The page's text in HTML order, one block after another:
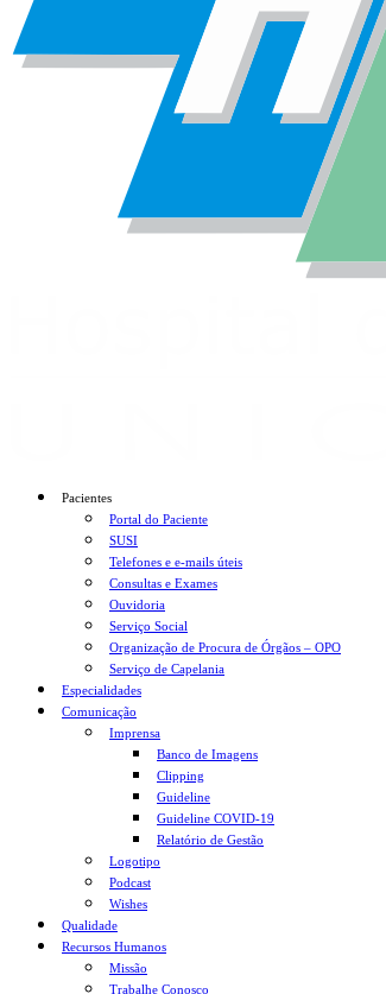
Pacientes
Portal do Paciente
SUSI
Telefones e e-mails úteis
Consultas e Exames
Ouvidoria
Serviço Social
Organização de Procura de Órgãos – OPO
Serviço de Capelania
Especialidades
Comunicação
Imprensa
Banco de Imagens
Clipping
Guideline
Guideline COVID-19
Relatório de Gestão
Logotipo
Podcast
Wishes
Qualidade
Recursos Humanos
Missão
Trabalhe Conosco